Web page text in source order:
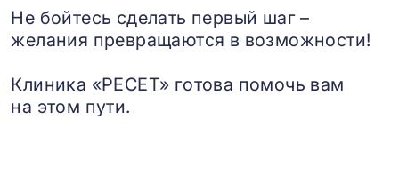
Не бойтесь сделать первый шаг –
желания превращаются в возможности!
Клиника «РЕСЕТ» готова помочь вам
на этом пути.